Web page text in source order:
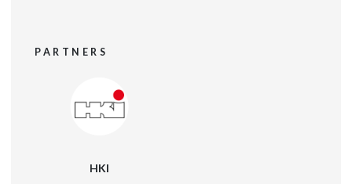
PARTNERS
HKI